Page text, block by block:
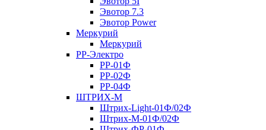
Эвотор 7.3
Эвотор Power
Меркурий
Меркурий
РР-Электро
РР-01Ф
РР-02Ф
РР-04Ф
ШТРИХ-М
Штрих-Light-01Ф/02Ф
Штрих-М-01Ф/02Ф